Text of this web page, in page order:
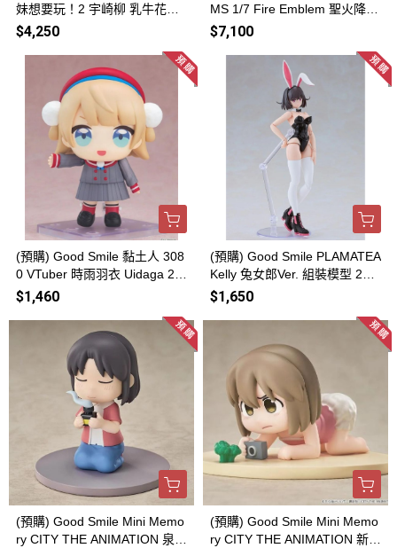
妹想要玩！2 宇崎柳 乳牛花紋
比基尼 完成品 20260816
$4,250
MS 1/7 Fire Emblem 聖火降魔
錄 庫羅德 完成品 20260816
$7,100
(預購) Good Smile 黏土人 308
0 VTuber 時雨羽衣 Uidaga 20
260816
$1,460
(預購) Good Smile PLAMATEA
Kelly 兔女郎Ver. 組裝模型 202
60816
$1,650
(預購) Good Smile Mini Memo
ry CITY THE ANIMATION 泉環
(預購) Good Smile Mini Memo
ry CITY THE ANIMATION 新倉